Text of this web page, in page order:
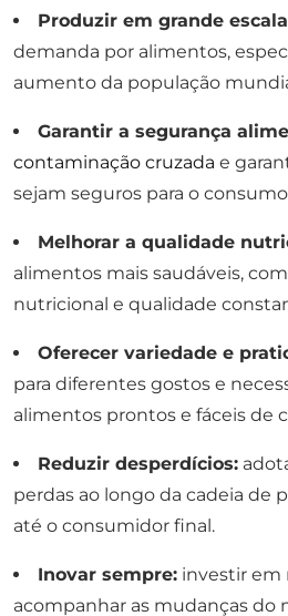
Produzir em grande
demanda por alimentos,
aumento da população
Garantir a segurança
contaminação cruzada e
sejam seguros para o
Melhorar a qualidade
alimentos mais saudáveis,
nutricional e qualidade
Oferecer variedade e
para diferentes gostos e
alimentos prontos e fáceis de
Reduzir desperdícios:
perdas ao longo da cadeia de
até o consumidor final.
Inovar sempre: investir em
acompanhar as mudanças do